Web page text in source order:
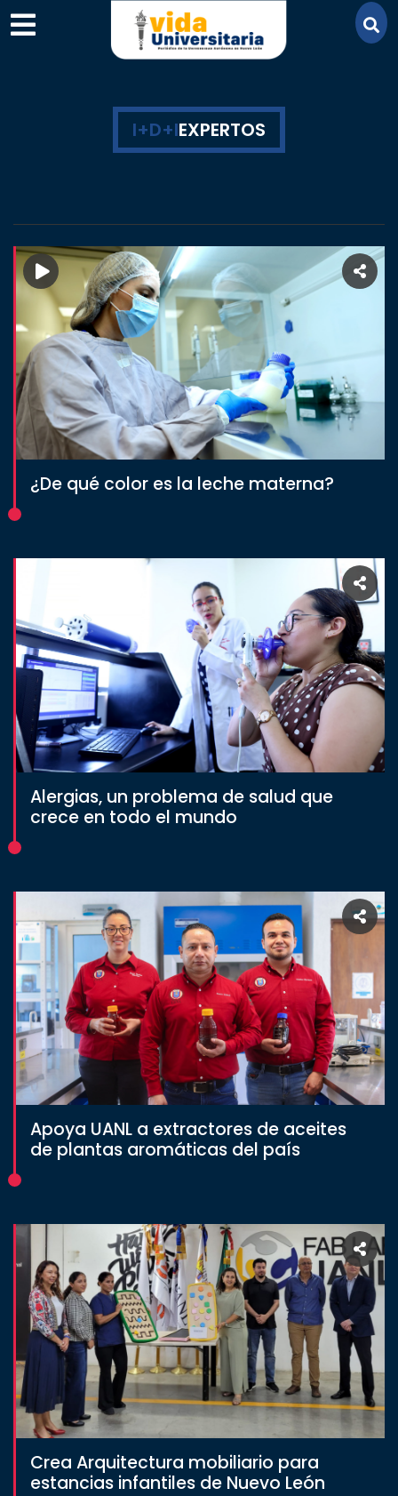
×
SECCIONES
ACADEMIA
CAMPUSUANL
COMUNIDADUANL
CULTURA
DEPORTES
SUSTENTABILIDAD
TEMAS
Oferta
educativa
Estudiantes
Rectoría
Internacionalización
Responsabilidad
social
Vinculación
Historia
Universiada
Nacional
I+D+IEXPERTOS
¿De qué color es la leche materna?
Alergias, un problema de salud que
crece en todo el mundo
Apoya UANL a extractores de aceites
de plantas aromáticas del país
Crea Arquitectura mobiliario para
estancias infantiles de Nuevo León